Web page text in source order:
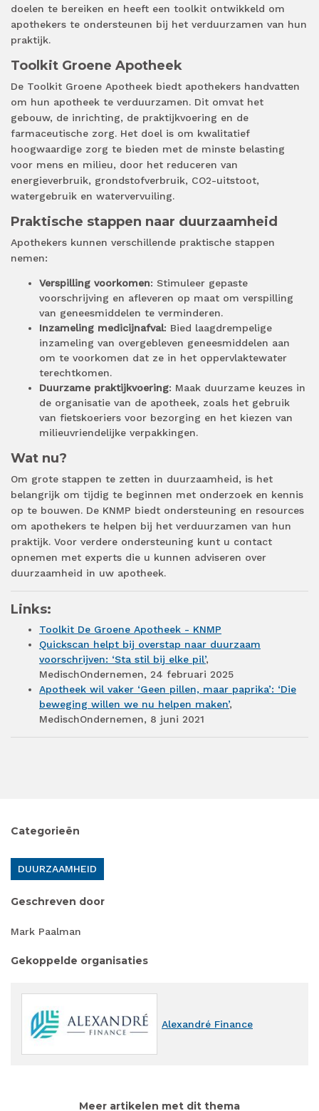
doelen te bereiken en heeft een toolkit ontwikkeld om
apothekers te ondersteunen bij het verduurzamen van hun
praktijk.
Toolkit Groene Apotheek
De Toolkit Groene Apotheek biedt apothekers handvatten
om hun apotheek te verduurzamen. Dit omvat het
gebouw, de inrichting, de praktijkvoering en de
farmaceutische zorg. Het doel is om kwalitatief
hoogwaardige zorg te bieden met de minste belasting
voor mens en milieu, door het reduceren van
energieverbruik, grondstofverbruik, CO2-uitstoot,
watergebruik en watervervuiling.
Praktische stappen naar duurzaamheid
Apothekers kunnen verschillende praktische stappen
nemen:
Verspilling voorkomen: Stimuleer gepaste
voorschrijving en afleveren op maat om verspilling
van geneesmiddelen te verminderen.
Inzameling medicijnafval: Bied laagdrempelige
inzameling van overgebleven geneesmiddelen aan
om te voorkomen dat ze in het oppervlaktewater
terechtkomen.
Duurzame praktijkvoering: Maak duurzame keuzes in
de organisatie van de apotheek, zoals het gebruik
van fietskoeriers voor bezorging en het kiezen van
milieuvriendelijke verpakkingen.
Wat nu?
Om grote stappen te zetten in duurzaamheid, is het
belangrijk om tijdig te beginnen met onderzoek en kennis
op te bouwen. De KNMP biedt ondersteuning en resources
om apothekers te helpen bij het verduurzamen van hun
praktijk. Voor verdere ondersteuning kunt u contact
opnemen met experts die u kunnen adviseren over
duurzaamheid in uw apotheek.
Links:
Toolkit De Groene Apotheek - KNMP
Quickscan helpt bij overstap naar duurzaam
voorschrijven: ‘Sta stil bij elke pil’,
MedischOndernemen, 24 februari 2025
Apotheek wil vaker ‘Geen pillen, maar paprika’: ‘Die
beweging willen we nu helpen maken’,
MedischOndernemen, 8 juni 2021
Categorieën
DUURZAAMHEID
Geschreven door
Mark Paalman
Gekoppelde organisaties
Alexandré Finance
Meer artikelen met dit thema